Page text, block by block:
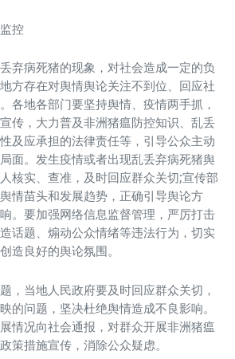
控
弃病死猪的现象，对社会造成一定的负
方存在对舆情舆论关注不到位、回应社
各地各部门要坚持舆情、疫情两手抓，
传，大力普及非洲猪瘟防控知识、乱丢
及应承担的法律责任等，引导公众主动
面。发生疫情或者出现乱丢弃病死猪舆
核实、查准，及时回应群众关切;宣传部
情苗头和发展趋势，正确引导舆论方
。要加强网络信息监督管理，严厉打击
话题、煽动公众情绪等违法行为，切实
造良好的舆论氛围。
，当地人民政府要及时回应群众关切，
的问题，坚决杜绝舆情造成不良影响。
情况向社会通报，对群众开展非洲猪瘟
策措施宣传，消除公众疑虑。